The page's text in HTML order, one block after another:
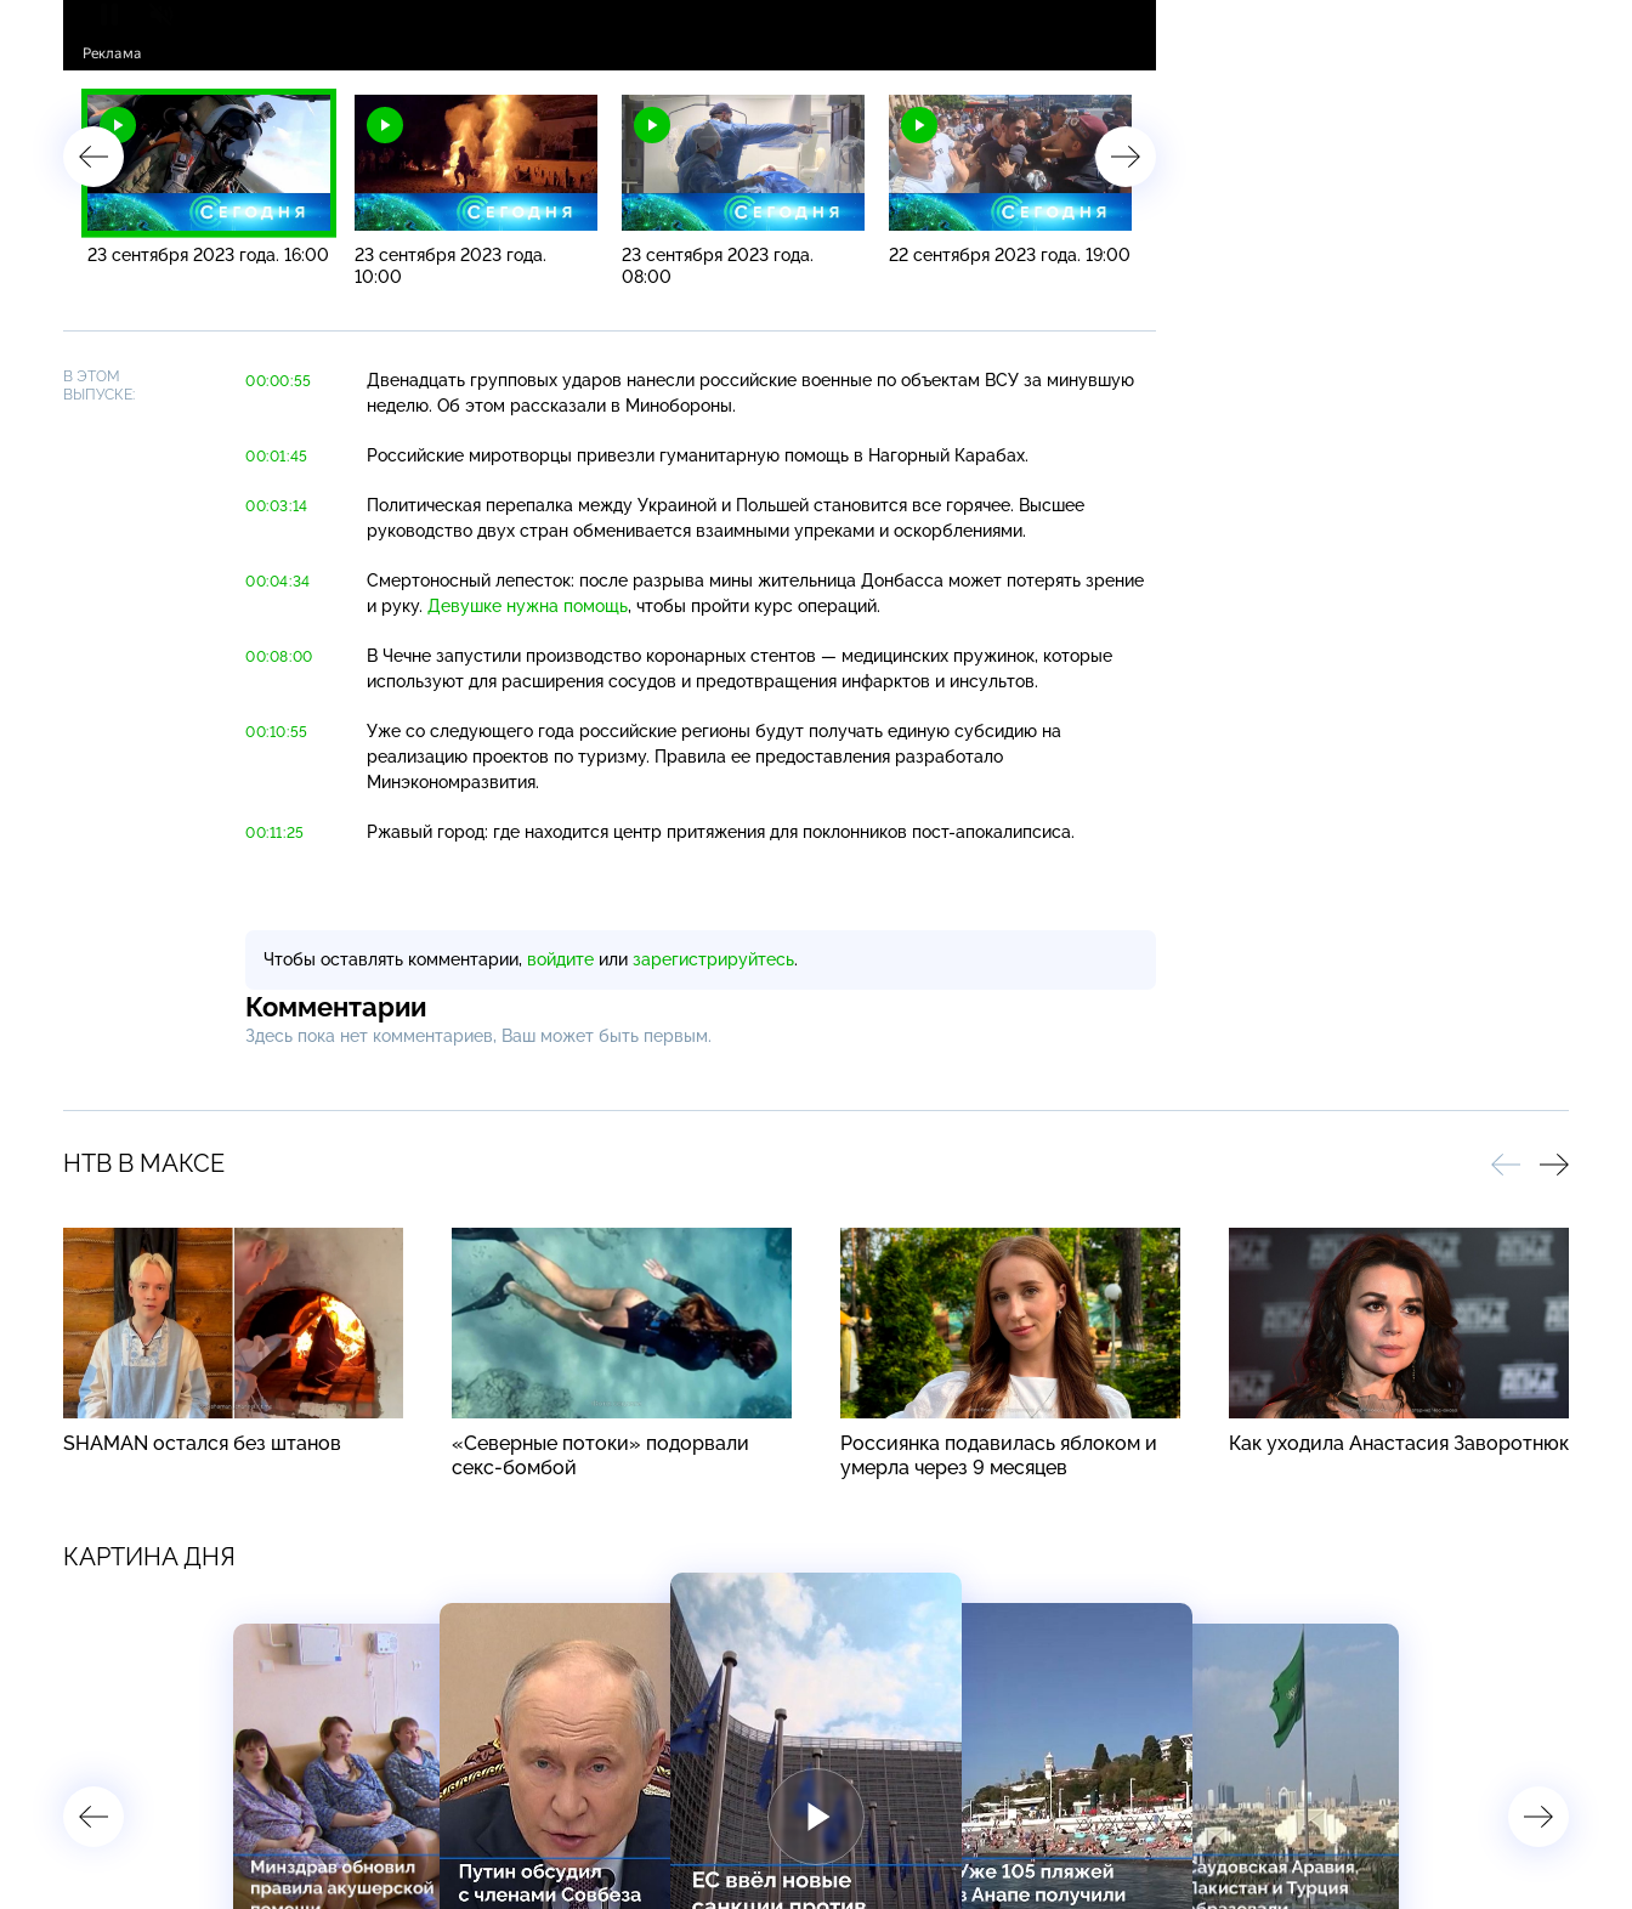
23 сентября 2023 года. 16:00
23 сентября 2023 года.
10:00
23 сентября 2023 года.
08:00
22 сентября 2023 года. 19:00
В ЭТОМ
ВЫПУСКЕ:
00:00:55
Двенадцать групповых ударов нанесли российские военные по объектам ВСУ за минувшую
неделю. Об этом рассказали в Минобороны.
00:01:45 Российские миротворцы привезли гуманитарную помощь в Нагорный Карабах.
00:03:14
Политическая перепалка между Украиной и Польшей становится все горячее. Высшее
руководство двух стран обменивается взаимными упреками и оскорблениями.
00:04:34
Смертоносный лепесток: после разрыва мины жительница Донбасса может потерять зрение
и руку. Девушке нужна помощь, чтобы пройти курс операций.
00:08:00
В Чечне запустили производство коронарных стентов — медицинских пружинок, которые
используют для расширения сосудов и предотвращения инфарктов и инсультов.
00:10:55
Уже со следующего года российские регионы будут получать единую субсидию на
реализацию проектов по туризму. Правила ее предоставления разработало
Минэкономразвития.
00:11:25 Ржавый город: где находится центр притяжения для поклонников пост-апокалипсиса.
Чтобы оставлять комментарии, войдите или зарегистрируйтесь.
Комментарии
Здесь пока нет комментариев, Ваш может быть первым.
НТВ В МАКСЕ
SHAMAN остался без штанов
«Северные потоки» подорвали
секс-бомбой
Россиянка подавилась яблоком и
умерла через 9 месяцев
Как уходила Анастасия Заворотнюк
КАРТИНА ДНЯ